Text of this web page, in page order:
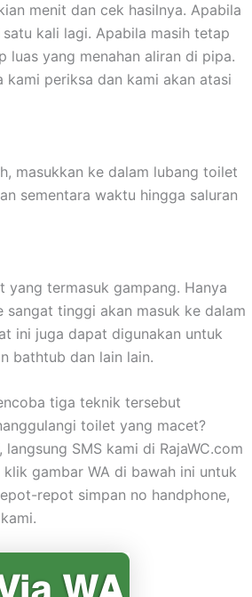
menit dan cek hasilnya. Apabila
kali lagi. Apabila masih tetap
luas yang menahan aliran di pipa.
kami periksa dan kami akan atasi
masukkan ke dalam lubang toilet
sementara waktu hingga saluran
termasuk gampang. Hanya
sangat tinggi akan masuk ke dalam
ini juga dapat digunakan untuk
bathtub dan lain lain.
tiga teknik tersebut
toilet yang macet?
SMS kami di RajaWC.com
gambar WA di bawah ini untuk
repot simpan no handphone,